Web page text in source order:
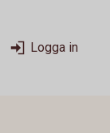
Logga in